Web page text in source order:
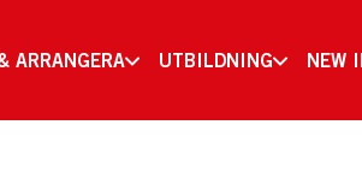
ARRANGERA UTBILDNING NEW